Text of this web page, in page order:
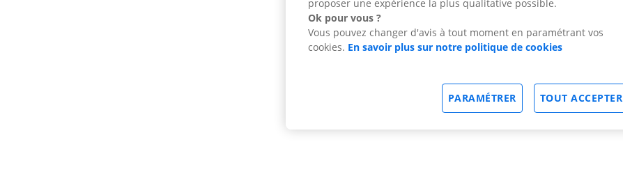
proposer une expérience la plus qualitative possible.
Ok pour vous ?
Vous pouvez changer d'avis à tout moment en paramétrant vos
cookies. En savoir plus sur notre politique de cookies
TOUT ACCEPTER
PARAMÉTRER